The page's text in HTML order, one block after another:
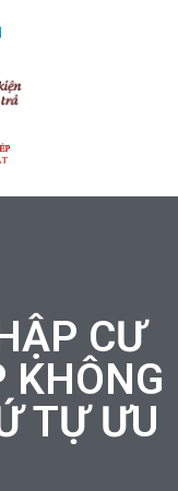
CƯ
KHÔNG
TỰ ƯU